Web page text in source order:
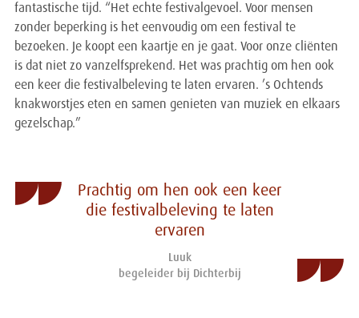
fantastische tijd. “Het echte festivalgevoel. Voor mensen
zonder beperking is het eenvoudig om een festival te
bezoeken. Je koopt een kaartje en je gaat. Voor onze cliënten
is dat niet zo vanzelfsprekend. Het was prachtig om hen ook
een keer die festivalbeleving te laten ervaren. ’s Ochtends
knakworstjes eten en samen genieten van muziek en elkaars
gezelschap.”
Prachtig om hen ook een keer
die festivalbeleving te laten
ervaren
Luuk
begeleider bij Dichterbij